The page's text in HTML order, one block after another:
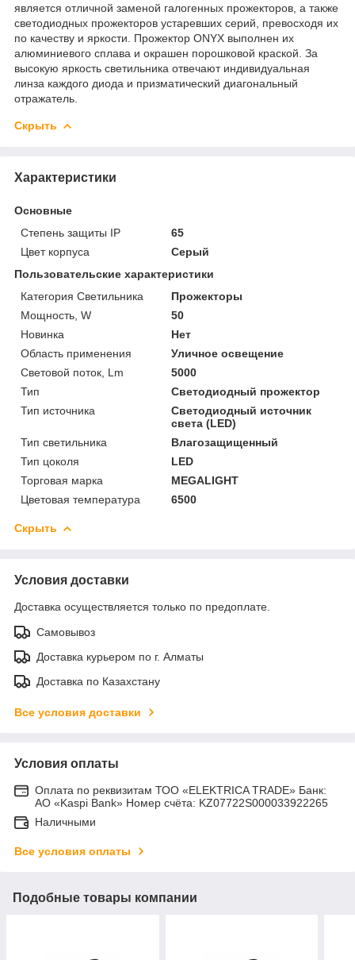
является отличной заменой галогенных прожекторов, а также
светодиодных прожекторов устаревших серий, превосходя их
по качеству и яркости. Прожектор ONYX выполнен их
алюминиевого сплава и окрашен порошковой краской. За
высокую яркость светильника отвечают индивидуальная
линза каждого диода и призматический диагональный
отражатель.
Скрыть
Характеристики
Основные
Степень защиты IP
65
Цвет корпуса
Серый
Пользовательские характеристики
Категория Светильника
Прожекторы
Мощность, W
50
Новинка
Нет
Область применения
Уличное освещение
Световой поток, Lm
5000
Тип
Светодиодный прожектор
Тип источника
Светодиодный источник
света (LED)
Тип светильника
Влагозащищенный
Тип цоколя
LED
Торговая марка
MEGALIGHT
Цветовая температура
6500
Скрыть
Условия доставки
Доставка осуществляется только по предоплате.
Самовывоз
Доставка курьером по г. Алматы
Доставка по Казахстану
Все условия доставки
Условия оплаты
Оплата по реквизитам ТОО «ELEKTRICA TRADE» Банк:
АО «Kaspi Bank» Номер счёта: KZ07722S000033922265
Наличными
Все условия оплаты
Подобные товары компании